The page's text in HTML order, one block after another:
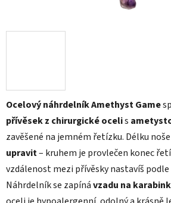
Ocelový náhrdelník Amethyst Game
přívěsek z chirurgické ocelis
zavěšené na jemném řetízku. Délku
upravit– kruhem je provlečen konec
vzdálenost mezi přívěsky nastavíš
Náhrdelník se zapínávzadu na